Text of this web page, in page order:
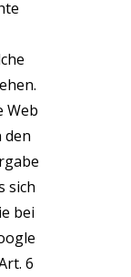
Web
den
sich
bei
6